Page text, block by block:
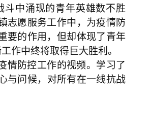
中涌现的青年英雄数不胜
志愿服务工作中，为疫情防
要的作用，但却体现了青年
作中终将取得巨大胜利。
情防控工作的视频。学习了
与问候，对所有在一线抗战